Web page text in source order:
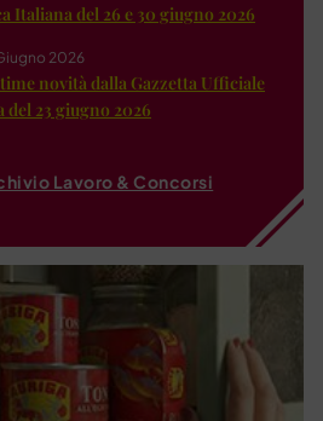
Italiana del 26 e 30 giugno 2026
2026
novità dalla Gazzetta Ufficiale
23 giugno 2026
Lavoro & Concorsi